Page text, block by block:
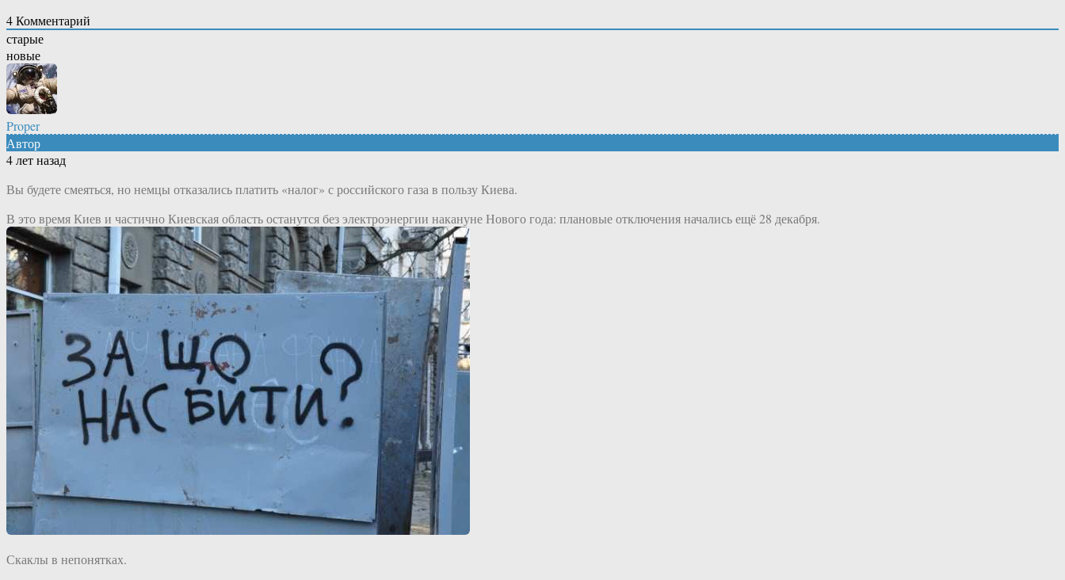
4Комментарий
старые
новые
Proper
Автор
4 лет назад
Вы будете смеяться, но немцы отказались платить «налог» с российского газа в пользу Киева.
В это время Киев и частично Киевская область останутся без электроэнергии накануне Нового года: плановые отключения начались ещё 28 декабря.
Скаклы в непонятках.